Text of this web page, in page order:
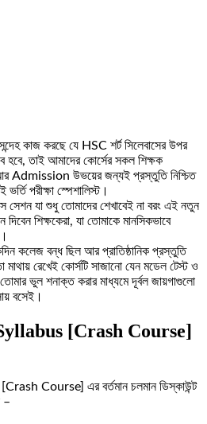
কাজ করছে যে HSC শর্ট সিলেবাসের উপর
তাই আমাদের কোর্সের সকল শিক্ষক
Admission উভয়ের জন্যই প্রস্তুতি নিশ্চিত
পরীক্ষা স্পেশালিস্ট।
সেশন যা শুধু তোমাদের শেখাবেই না বরং এই নতুন
দিবেন শিক্ষকেরা, যা তোমাকে মানসিকভাবে
কলেজ বন্ধ ছিল আর প্রাতিষ্ঠানিক প্রস্তুতি
মাথায় রেখেই কোর্সটি সাজানো যেন মডেল টেস্ট ও
ভুল শনাক্ত করার মাধ্যমে দূর্বল জায়গাগুলো
বসেই।
[Crash Course]
Course] এর বর্তমান চলমান ডিস্কাউন্ট
–